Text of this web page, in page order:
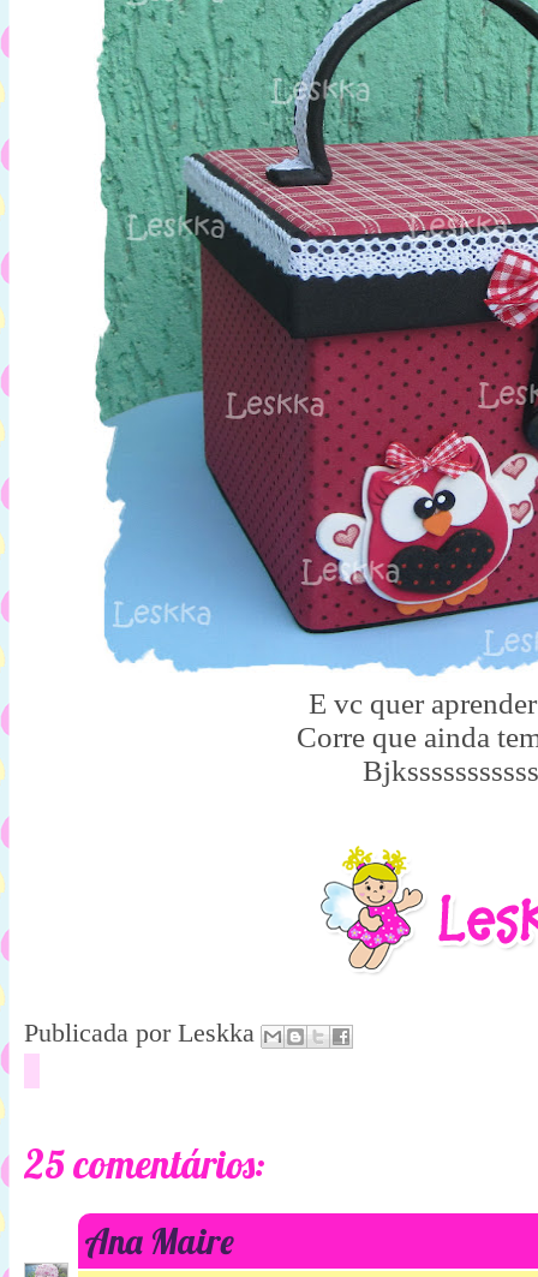
E vc quer
Corre que ainda
Publicada por Leskka
25 comentários:
Ana Maire